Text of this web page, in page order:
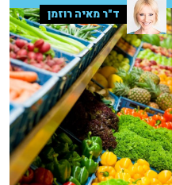
ד"ר מאיה רוזמן